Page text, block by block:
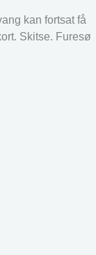
kan fortsat få
Skitse. Furesø